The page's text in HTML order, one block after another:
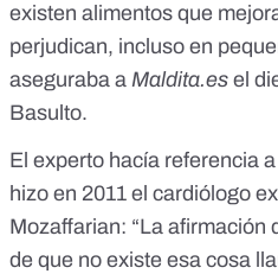
existen alimentos que
perjudican, incluso en
aseguraba a Maldita.es el
Basulto.
El experto hacía referencia a
hizo en 2011 el cardiólogo
Mozaffarian: “La afirmación
de que no existe esa cosa